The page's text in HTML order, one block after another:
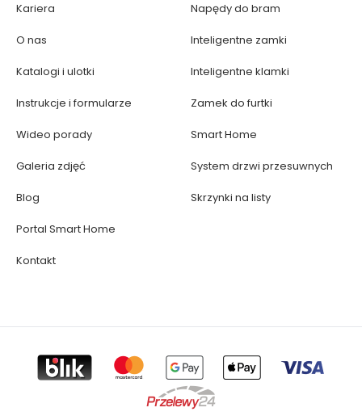
Kariera
O nas
Katalogi i ulotki
Instrukcje i formularze
Wideo porady
Galeria zdjęć
Blog
Portal Smart Home
Kontakt
Napędy do bram
Inteligentne zamki
Inteligentne klamki
Zamek do furtki
Smart Home
System drzwi przesuwnych
Skrzynki na listy